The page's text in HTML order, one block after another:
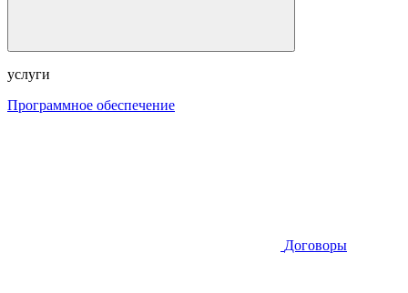
услуги
Программное обеспечение
Договоры